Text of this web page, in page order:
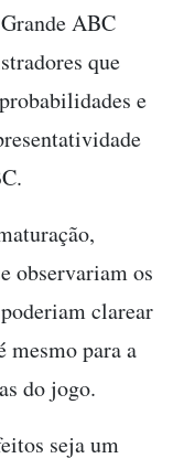
ABC
que
e
observariam os
clarear
mesmo para a
do jogo.
seja um